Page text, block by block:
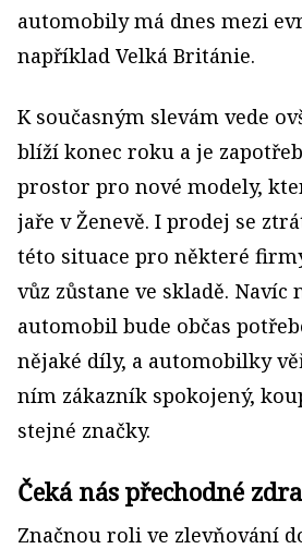
automobily má dnes mezi
například Velká Británie.
K současným slevám vede
blíží konec roku a je
prostor pro nové modely,
jaře v Ženevě. I prodej se
této situace pro některé
vůz zůstane ve skladě. Navíc
automobil bude občas
nějaké díly, a automobilky
ním zákazník spokojený,
stejné značky.
Čeká nás přechodné
Značnou roli ve zlevňování